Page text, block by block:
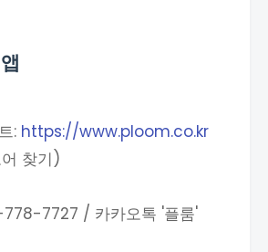
: https://www.ploom.co.kr
어 찾기)
7727 / 카카오톡 '플룸'